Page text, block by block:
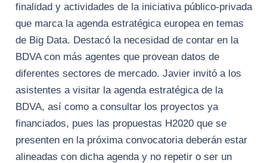
finalidad y actividades de la iniciativa público-privada
que marca la agenda estratégica europea en temas
de Big Data. Destacó la necesidad de contar en la
BDVA con más agentes que provean datos de
diferentes sectores de mercado. Javier invitó a los
asistentes a visitar la agenda estratégica de la
BDVA, así como a consultar los proyectos ya
financiados, pues las propuestas H2020 que se
presenten en la próxima convocatoria deberán estar
alineadas con dicha agenda y no repetir o ser un